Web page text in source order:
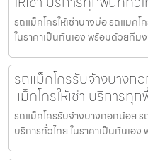
รถแม็คโครให้เช่าบางบ่อ รถแมคโ
ในราคาเป็นกันเอง พร้อมด้วยที
รถแม็คโครรับจ้างบางก
แม็คโครให้เช่า บริการทุ
รถแม็คโครรับจ้างบางกอกน้อย ร
บริการทั่วไทย ในราคาเป็นกันเ